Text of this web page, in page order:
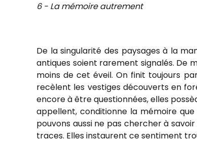
6 - La mémoire autrement
De la singularité des paysages à la
antiques soient rarement signalés. De
moins de cet éveil. On finit toujours
recèlent les vestiges découverts en
encore à être questionnées, elles
appellent, conditionne la mémoire
pouvons aussi ne pas chercher à
traces. Elles instaurent ce sentiment